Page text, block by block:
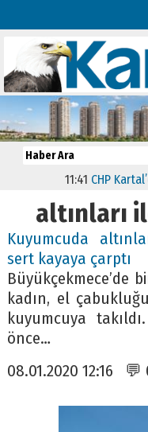
11:41 CHP
altınları
Kuyumcuda
sert kayaya çarptı
Büyükçekmece’de
kadın, el
kuyumcuya
önce…
08.01.2020 12:16